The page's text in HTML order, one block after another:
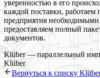
уверенностью в его
каждой поставки, работаем
предприятия
предоставляем полный
документов.
Klüber — параллельный
Klüber
Вернуться к списку